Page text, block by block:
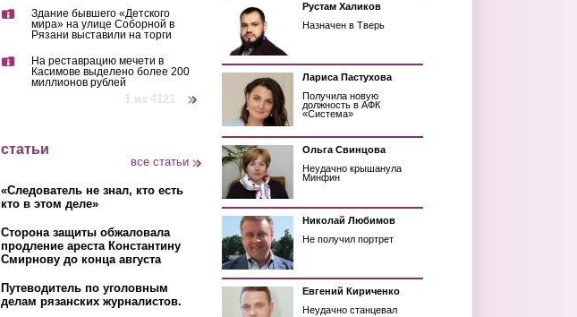
Здание бывшего «Детского
мира» на улице Соборной в
Рязани выставили на торги
На реставрацию мечети в
Касимове выделено более 200
миллионов рублей
1 из 4121
статьи
все статьи
«Следователь не знал, кто есть
кто в этом деле»
Сторона защиты обжаловала
продление ареста Константину
Смирнову до конца августа
Путеводитель по уголовным
делам рязанских журналистов.
Рустам Халиков
Назначен в Тверь
Лариса Пастухова
Получила новую
должность в АФК
«Система»
Ольга Свинцова
Неудачно крышанула
Минфин
Николай Любимов
Не получил портрет
Евгений Кириченко
Неудачно станцевал